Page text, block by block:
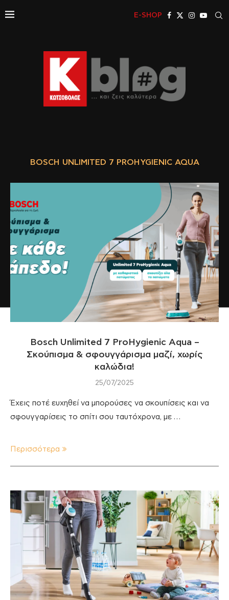
E-SHOP
BOSCH UNLIMITED 7 PROHYGIENIC AQUA
Bosch Unlimited 7 ProHygienic Aqua –
Σκούπισμα & σφουγγάρισμα μαζί, χωρίς
καλώδια!
25/07/2025
Έχεις ποτέ ευχηθεί να μπορούσες να σκουπίσεις και να
σφουγγαρίσεις το σπίτι σου ταυτόχρονα, με …
Περισσότερα